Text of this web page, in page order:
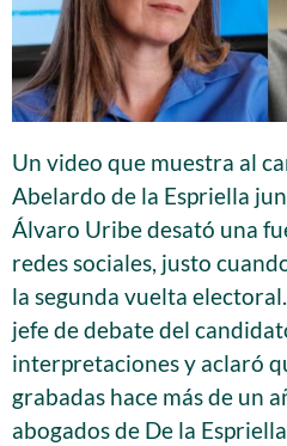
Un video que muestra al
Abelardo de la Espriella
Álvaro Uribe desató una
redes sociales, justo
la segunda vuelta
jefe de debate del
interpretaciones y aclaró
grabadas hace más de un
abogados de De la